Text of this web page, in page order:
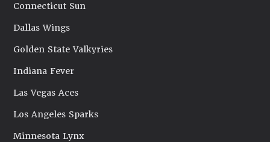
Connecticut Sun
Dallas Wings
Golden State Valkyries
Indiana Fever
Las Vegas Aces
Los Angeles Sparks
Minnesota Lynx